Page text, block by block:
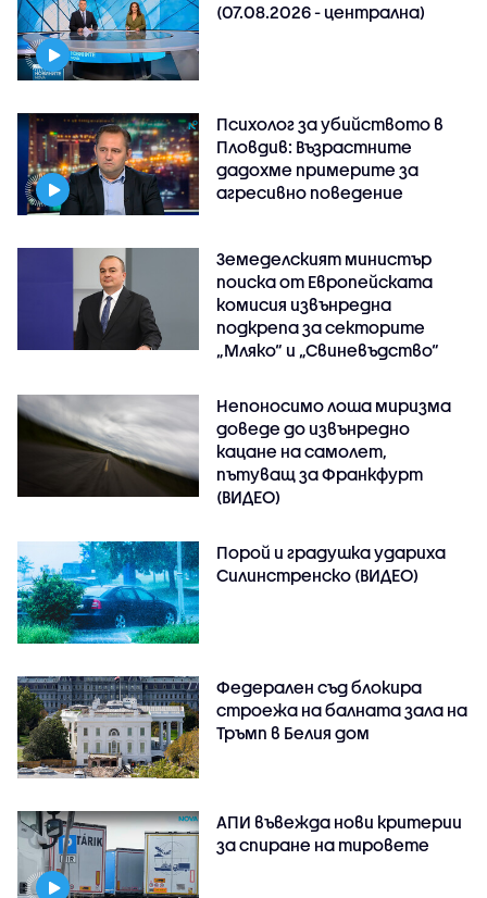
(07.08.2026 - централна)
Психолог за убийството в
Пловдив: Възрастните
дадохме примерите за
агресивно поведение
Земеделският министър
поиска от Европейската
комисия извънредна
подкрепа за секторите
„Мляко“ и „Свиневъдство“
Непоносимо лоша миризма
доведе до извънредно
кацане на самолет,
пътуващ за Франкфурт
(ВИДЕО)
Порой и градушка удариха
Силинстренско (ВИДЕО)
Федерален съд блокира
строежа на балната зала на
Тръмп в Белия дом
АПИ въвежда нови критерии
за спиране на тировете